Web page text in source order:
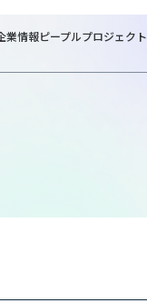
業情報ピープルプロジェクト
ズ一級建築士事務所